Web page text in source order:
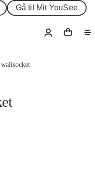
Gå til Mit YouSee